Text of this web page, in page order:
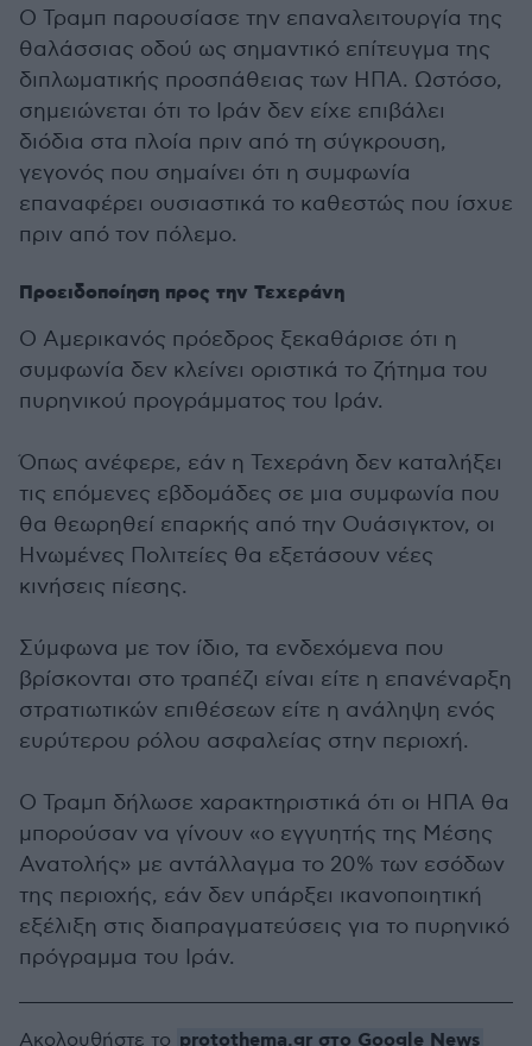
Ο Τραμπ παρουσίασε την επαναλειτουργία της
θαλάσσιας οδού ως σημαντικό επίτευγμα της
διπλωματικής προσπάθειας των ΗΠΑ. Ωστόσο,
σημειώνεται ότι το Ιράν δεν είχε επιβάλει
διόδια στα πλοία πριν από τη σύγκρουση,
γεγονός που σημαίνει ότι η συμφωνία
επαναφέρει ουσιαστικά το καθεστώς που ίσχυε
πριν από τον πόλεμο.
Προειδοποίηση προς την Τεχεράνη
Ο Αμερικανός πρόεδρος ξεκαθάρισε ότι η
συμφωνία δεν κλείνει οριστικά το ζήτημα του
πυρηνικού προγράμματος του Ιράν.
Όπως ανέφερε, εάν η Τεχεράνη δεν καταλήξει
τις επόμενες εβδομάδες σε μια συμφωνία που
θα θεωρηθεί επαρκής από την Ουάσιγκτον, οι
Ηνωμένες Πολιτείες θα εξετάσουν νέες
κινήσεις πίεσης.
Σύμφωνα με τον ίδιο, τα ενδεχόμενα που
βρίσκονται στο τραπέζι είναι είτε η επανέναρξη
στρατιωτικών επιθέσεων είτε η ανάληψη ενός
ευρύτερου ρόλου ασφαλείας στην περιοχή.
Ο Τραμπ δήλωσε χαρακτηριστικά ότι οι ΗΠΑ θα
μπορούσαν να γίνουν «ο εγγυητής της Μέσης
Ανατολής» με αντάλλαγμα το 20% των εσόδων
της περιοχής, εάν δεν υπάρξει ικανοποιητική
εξέλιξη στις διαπραγματεύσεις για το πυρηνικό
πρόγραμμα του Ιράν.
Ακολουθήστε το protothema.gr στο Google News